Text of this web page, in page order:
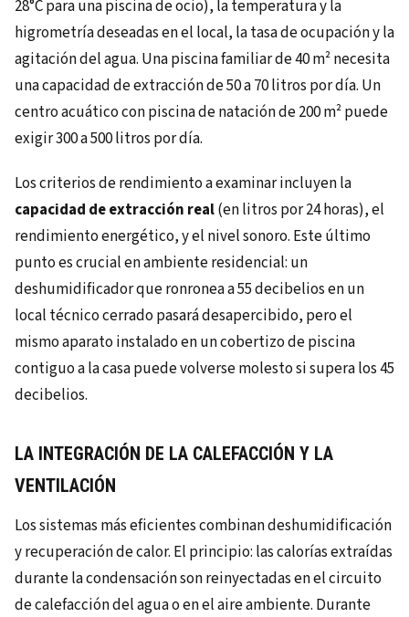
28°C para una piscina de ocio), la temperatura y la
higrometría deseadas en el local, la tasa de ocupación y la
agitación del agua. Una piscina familiar de 40 m² necesita
una capacidad de extracción de 50 a 70 litros por día. Un
centro acuático con piscina de natación de 200 m² puede
exigir 300 a 500 litros por día.
Los criterios de rendimiento a examinar incluyen la
capacidad de extracción real(en litros por 24 horas), el
rendimiento energético, y el nivel sonoro. Este último
punto es crucial en ambiente residencial: un
deshumidificador que ronronea a 55 decibelios en un
local técnico cerrado pasará desapercibido, pero el
mismo aparato instalado en un cobertizo de piscina
contiguo a la casa puede volverse molesto si supera los 45
decibelios.
LA INTEGRACIÓN DE LA CALEFACCIÓN Y LA
VENTILACIÓN
Los sistemas más eficientes combinan deshumidificación
y recuperación de calor. El principio: las calorías extraídas
durante la condensación son reinyectadas en el circuito
de calefacción del agua o en el aire ambiente. Durante